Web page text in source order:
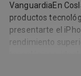
VanguardiaEn
productos
presentarte el
rendimiento
móvil. Descubre